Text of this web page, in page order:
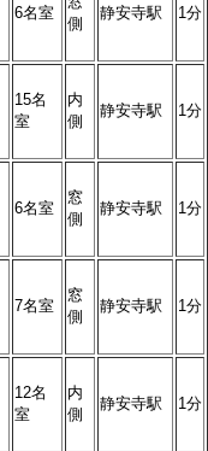
6名室
側
静安寺駅 1分
15名
室
内
側
静安寺駅 1分
6名室
窓
側
静安寺駅 1分
7名室
窓
側
静安寺駅 1分
12名
室
内
側
静安寺駅 1分